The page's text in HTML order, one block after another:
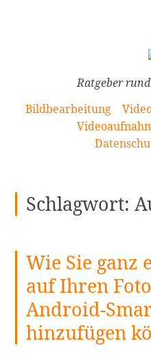
Ratgeber
Bildbearbeitung
Schlagwort:
Wie Sie ganz
auf Ihren
Android-
hinzufügen